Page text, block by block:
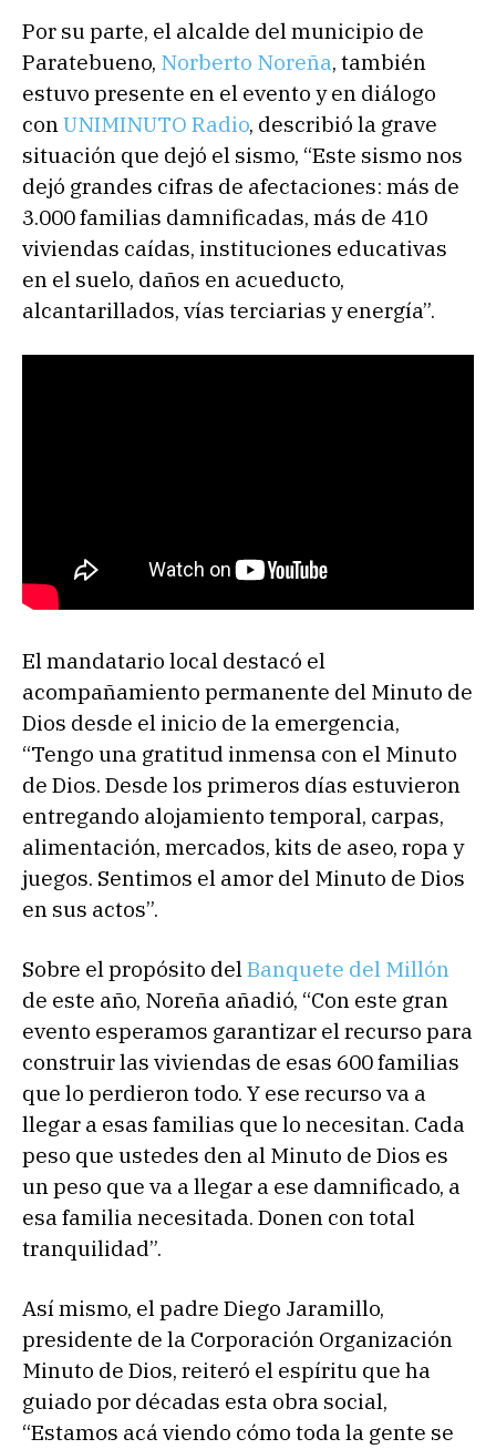
Por su parte, el alcalde del municipio de
Paratebueno, Norberto Noreña, también
estuvo presente en el evento y en diálogo
con UNIMINUTO Radio, describió la grave
situación que dejó el sismo, “Este sismo nos
dejó grandes cifras de afectaciones: más de
3.000 familias damnificadas, más de 410
viviendas caídas, instituciones educativas
en el suelo, daños en acueducto,
alcantarillados, vías terciarias y energía”.
El mandatario local destacó el
acompañamiento permanente del Minuto de
Dios desde el inicio de la emergencia,
“Tengo una gratitud inmensa con el Minuto
de Dios. Desde los primeros días estuvieron
entregando alojamiento temporal, carpas,
alimentación, mercados, kits de aseo, ropa y
juegos. Sentimos el amor del Minuto de Dios
en sus actos”.
Sobre el propósito delBanquete del Millón
de este año, Noreña añadió, “Con este gran
evento esperamos garantizar el recurso para
construir las viviendas de esas 600 familias
que lo perdieron todo. Y ese recurso va a
llegar a esas familias que lo necesitan. Cada
peso que ustedes den al Minuto de Dios es
un peso que va a llegar a ese damnificado, a
esa familia necesitada. Donen con total
tranquilidad”.
Así mismo, el padre Diego Jaramillo,
presidente de la Corporación Organización
Minuto de Dios, reiteró el espíritu que ha
guiado por décadas esta obra social,
“Estamos acá viendo cómo toda la gente se